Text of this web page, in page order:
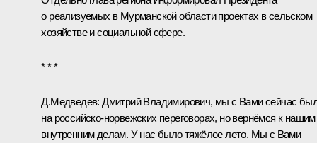
о реализуемых в Мурманской области проектах в сельском
хозяйстве и социальной сфере.
* * *
Д.Медведев:Дмитрий Владимирович, мы с Вами сейчас
на российско-норвежских переговорах, но вернёмся к нашим
внутренним делам. У нас было тяжёлое лето. Мы с Вами